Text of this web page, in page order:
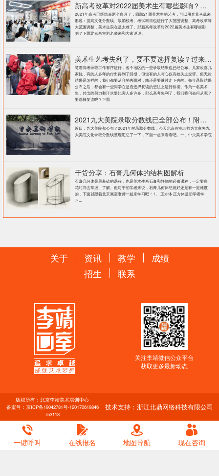
新高考改革对2022届美术生有哪些影响？北京画室刘老师来和大家说说
2021年高考已经结束两个多月了，回顾21届美术生的艺考，可以用兵荒马乱来
形容：提高文化分数线、取消校考、考试科目也进行了大范围调整、高考改革等
大范围调整，美术生实在是太难了。那新高考改革对2022届美术生有哪些影
响？下面北京画室刘老师来和大家说说。
美术生艺考失利了，要不要选择复读？过来人提出这几点建议
随着高考录取工作有序进行，各个地区的一些录取结果也已经公布。几家欢喜几
家忧，有的人多年的付出得到了回报，但也有的人与心仪高校失之交臂。但无论
结果是怎样的，我们都要从容的去面对，路还是要继续走下去的。每年录取结果
公布之后，都会有一些同学在是否选择复读的想法上进行徘徊。作为一名美术
生，付出的努力和汗水要比旁人多许多，那么高考失利了，我们将何去何从呢？
要选择复读吗？下面
2021九大美院录取分数线已全部公布！附各大院校录取分数线汇总！
近日，九大美院都公布了2021年的录取分数线，今天北京画室老师为大家将九
大美院文化录取分数线整理汇总了一下，下面一起来看看吧。一、中央美术学院
干货分享：石膏几何体的结构图解析
石膏几何体是最基础的课程，也是美术生画石膏和静物的必修课程，一定要多
花时间去掌握、了解。但对于初学者来说，石膏几何体想画好还是有一定难度
的，下面就跟着北京画室老师一起来学习吧！1、 正方体 正方体是初学者学
习...
一键呼叫 在线报名 地图导航 现在咨询
关于 资讯 教学
成绩
招生
联系
关注李靖微信公众平台
获取更多最新动态
版权所有：北京李靖美术培训中心
备案号： 京ICP备19042781号-120170619846
753113
技术支持：浙江北鼎网络科技有限公司